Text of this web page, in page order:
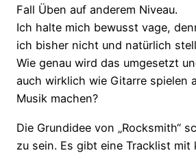
Fall Üben auf anderem Niveau.
Ich halte mich bewusst vage,
ich bisher nicht und natürlich
Wie genau wird das umgesetzt
auch wirklich wie Gitarre spielen
Musik machen?
Die Grundidee von „Rocksmith“
zu sein. Es gibt eine Tracklist mit